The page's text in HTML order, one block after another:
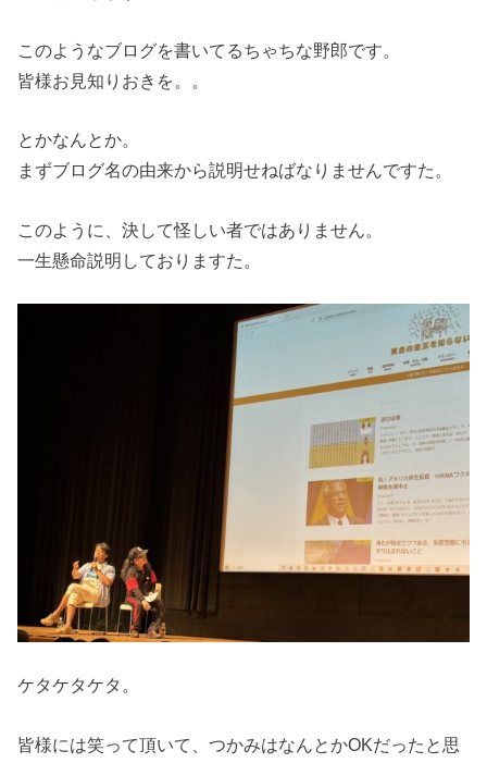
このようなブログを書いてるちゃちな野郎です。
皆様お見知りおきを。。
とかなんとか。
まずブログ名の由来から説明せねばなりませんですた。
このように、決して怪しい者ではありません。
一生懸命説明しておりますた。
ケタケタケタ。
皆様には笑って頂いて、つかみはなんとかOKだったと思